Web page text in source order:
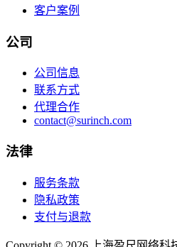
客户案例
公司
公司信息
联系方式
代理合作
contact@surinch.com
法律
服务条款
隐私政策
支付与退款